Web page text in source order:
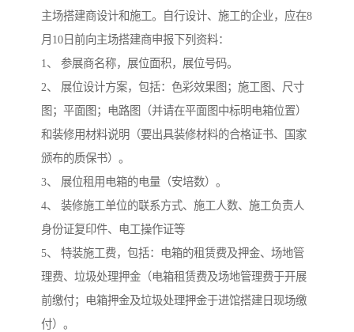
主场搭建商设计和施工。自行设计、施工的企业，应在8
月10日前向主场搭建商申报下列资料：
1、 参展商名称，展位面积，展位号码。
2、 展位设计方案，包括：色彩效果图；施工图、尺寸
图；平面图；电路图（并请在平面图中标明电箱位置）
和装修用材料说明（要出具装修材料的合格证书、国家
颁布的质保书）。
3、 展位租用电箱的电量（安培数）。
4、 装修施工单位的联系方式、施工人数、施工负责人
身份证复印件、电工操作证等
5、 特装施工费，包括：电箱的租赁费及押金、场地管
理费、垃圾处理押金（电箱租赁费及场地管理费于开展
前缴付；电箱押金及垃圾处理押金于进馆搭建日现场缴
付）。